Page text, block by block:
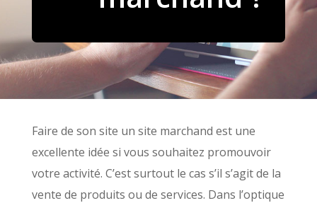
Faire de son site un site marchand est une
excellente idée si vous souhaitez promouvoir
votre activité. C’est surtout le cas s’il s’agit de la
vente de produits ou de services. Dans l’optique